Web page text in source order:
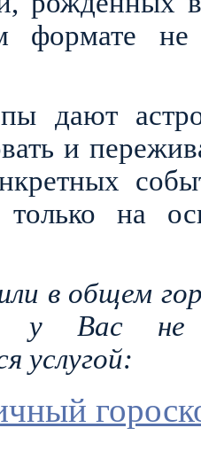
формате не
дают
и
на
в общем
у Вас не
услугой: